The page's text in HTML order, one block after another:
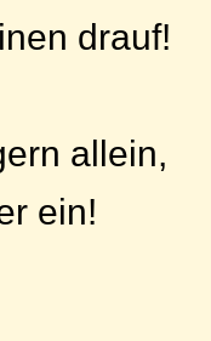
drauf!
allein,
ein!